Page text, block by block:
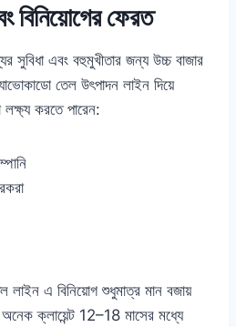
বিনিয়োগের ফেরত
সুবিধা এবং বহুমুখীতার জন্য উচ্চ বাজার
তেল উৎপাদন লাইন দিয়ে
করতে পারেন:
লাইন এ বিনিয়োগ শুধুমাত্র মান বজায়
ক্লায়েন্ট 12–18 মাসের মধ্যে